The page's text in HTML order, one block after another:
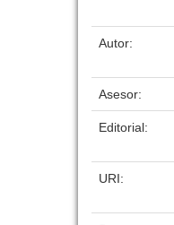
Autor:
Asesor:
Editorial:
URI: